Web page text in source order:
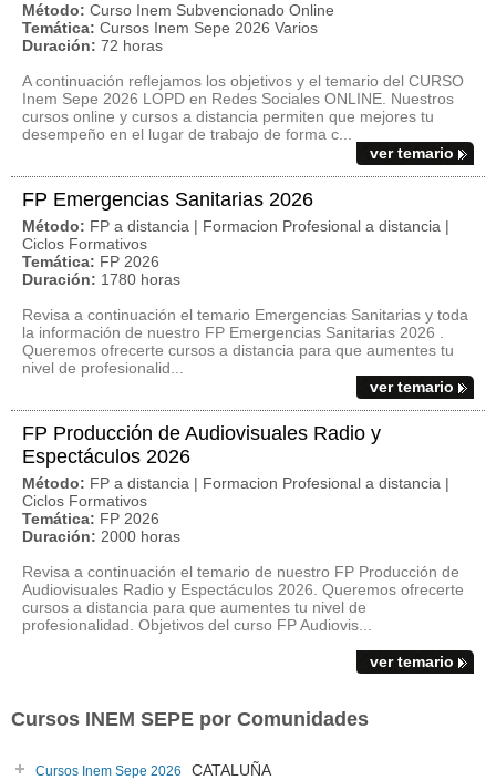
Método: Curso Inem Subvencionado Online
Temática: Cursos Inem Sepe 2026 Varios
Duración: 72 horas
A continuación reflejamos los objetivos y el temario del CURSO
Inem Sepe 2026 LOPD en Redes Sociales ONLINE. Nuestros
cursos online y cursos a distancia permiten que mejores tu
desempeño en el lugar de trabajo de forma c...
ver temario
FP Emergencias Sanitarias 2026
Método: FP a distancia | Formacion Profesional a distancia |
Ciclos Formativos
Temática: FP 2026
Duración: 1780 horas
Revisa a continuación el temario Emergencias Sanitarias y toda
la información de nuestro FP Emergencias Sanitarias 2026 .
Queremos ofrecerte cursos a distancia para que aumentes tu
nivel de profesionalid...
ver temario
FP Producción de Audiovisuales Radio y
Espectáculos 2026
Método: FP a distancia | Formacion Profesional a distancia |
Ciclos Formativos
Temática: FP 2026
Duración: 2000 horas
Revisa a continuación el temario de nuestro FP Producción de
Audiovisuales Radio y Espectáculos 2026. Queremos ofrecerte
cursos a distancia para que aumentes tu nivel de
profesionalidad. Objetivos del curso FP Audiovis...
ver temario
Cursos INEM SEPE por Comunidades
Cursos Inem Sepe 2026 CATALUÑA